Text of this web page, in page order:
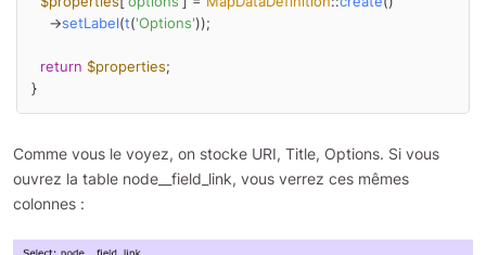
    ->
setLabel(t('Options'));
return $properties;
}
Comme vous le voyez, on stocke URI, Title, Options. Si vous
ouvrez la table node__field_link, vous verrez ces mêmes
colonnes :